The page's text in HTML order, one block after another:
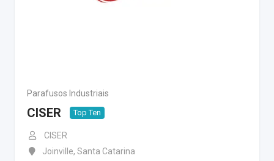
Parafusos Industriais
CISER Top Ten
CISER
Joinville, Santa Catarina